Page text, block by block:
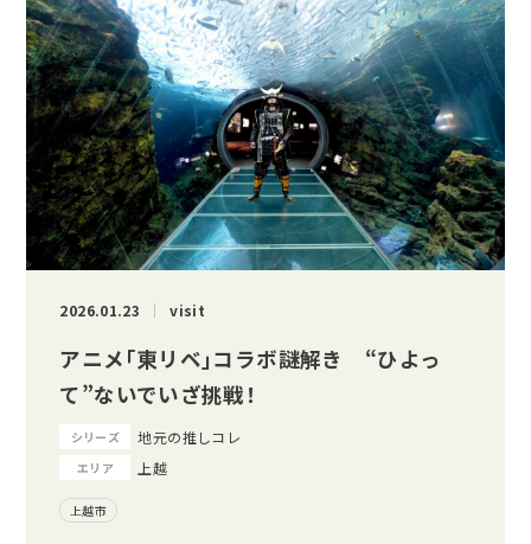
2026.01.23 visit
アニメ｢東リベ｣コラボ謎解き “ひよっ
て”ないでいざ挑戦！
シリーズ 地元の推しコレ
エリア 上越
上越市